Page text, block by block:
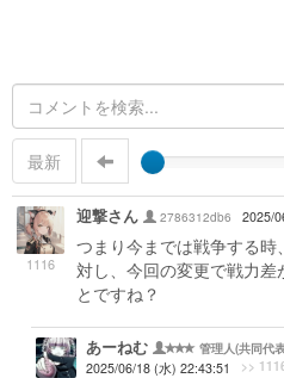
最新
1116
迎撃さん 2786312db6 2025/
つまり今までは戦争する
対し、今回の変更で戦力差
とですね？
あーねむ 管理人(共同代
2025/06/18 (水) 22:43:51
>>